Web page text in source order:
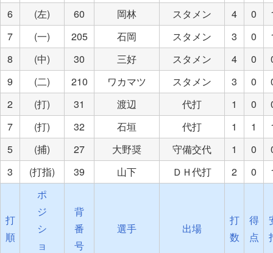
6
(左) 60 岡林 スタメン 4 0
7
(一) 205 石岡 スタメン 3 0
8
(中) 30 三好 スタメン 4 0
9
(二) 210 ワカマツ スタメン 3 0
2
(打) 31 渡辺 代打 1 0
7
(打) 32 石垣 代打 1 1
5
(捕) 27 大野奨 守備交代 1 0
3
(打指) 39 山下 ＤＨ代打 2 0
打
順
ポ
ジ
シ
ョ
背
番
号
選手 出場
打
数
得
点